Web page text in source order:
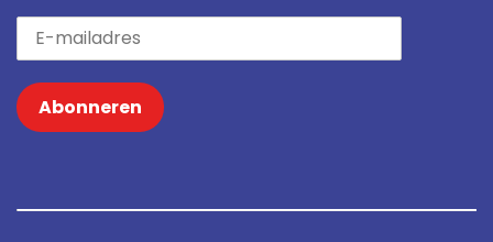
Abonneren